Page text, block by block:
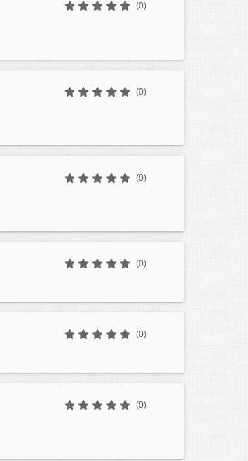
(0)
(0)
(0)
(0)
(0)
(0)